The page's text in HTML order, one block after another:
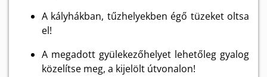
A kályhákban, tűzhelyekben égő tüzeket oltsa
el!
A megadott gyülekezőhelyet lehetőleg gyalog
közelítse meg, a kijelölt útvonalon!